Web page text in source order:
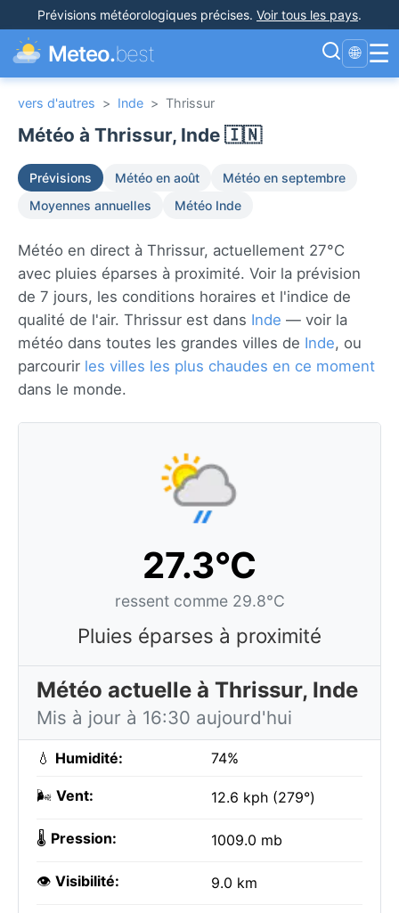
Prévisions météorologiques précises. Voir tous les pays.
Meteo.best 🌐 ☰
vers d'autres > Inde > Thrissur
Météo à Thrissur, Inde 🇮🇳
Prévisions Météo en août
Météo en septembre
Moyennes annuelles
Météo Inde
Météo en direct à Thrissur, actuellement 27°C
avec pluies éparses à proximité. Voir la prévision
de 7 jours, les conditions horaires et l'indice de
qualité de l'air. Thrissur est dans Inde — voir la
météo dans toutes les grandes villes de Inde, ou
parcourir les villes les plus chaudes en ce moment
dans le monde.
27.3°C
ressent comme 29.8°C
Pluies éparses à proximité
Météo actuelle à Thrissur, Inde
Mis à jour à 16:30 aujourd'hui
💧 Humidité: 74%
🌬️ Vent: 12.6 kph (279°)
🌡️ Pression: 1009.0 mb
👁️ Visibilité: 9.0 km